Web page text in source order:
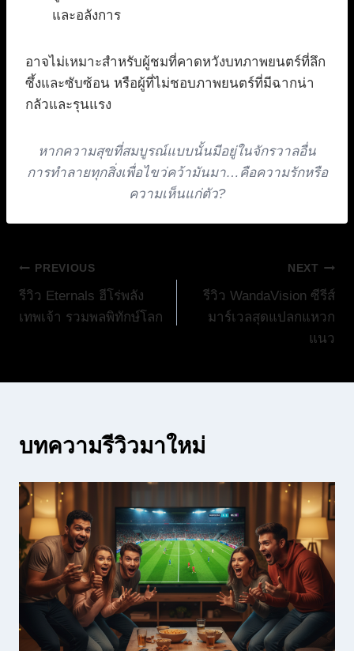
และอลังการ
อาจไม่เหมาะสำหรับผู้ชมที่คาดหวังบทภาพยนตร์ที่ลึก
ซึ้งและซับซ้อน หรือผู้ที่ไม่ชอบภาพยนตร์ที่มีฉากน่า
กลัวและรุนแรง
หากความสุขที่สมบูรณ์แบบนั้นมีอยู่ในจักรวาลอื่น
การทำลายทุกสิ่งเพื่อไขว่คว้ามันมา…คือความรักหรือ
ความเห็นแก่ตัว?
แนะแนว
เรื่อง
PREVIOUS
รีวิว Eternals ฮีโร่พลัง
เทพเจ้า รวมพลพิทักษ์โลก
NEXT
รีวิว WandaVision ซีรีส์
มาร์เวลสุดแปลกแหวก
แนว
บทความรีวิวมาใหม่